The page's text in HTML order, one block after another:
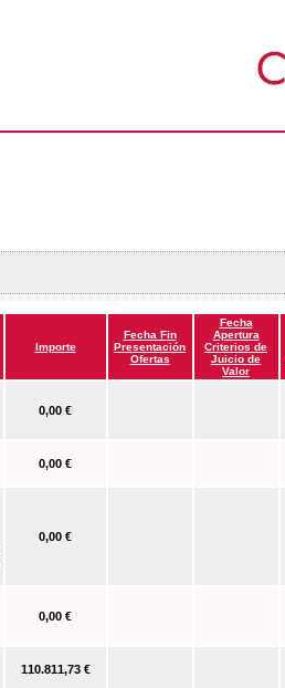
Importe
Fecha Fin
Presentación
Ofertas
Fecha
Apertura
Criterios de
Juicio de
Valor
0,00 €
0,00 €
0,00 €
0,00 €
110.811,73 €